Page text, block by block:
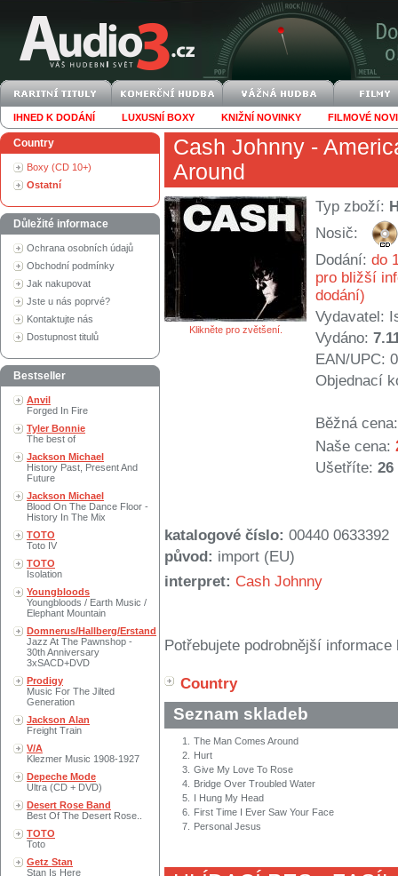
IHNED K DODÁNÍ LUXUSNÍ BOXY KNIŽNÍ NOVINKY FILMOVÉ
Country
Boxy (CD 10+)
Ostatní
Důležité informace
Ochrana osobních údajů
Obchodní podmínky
Jak nakupovat
Jste u nás poprvé?
Kontaktujte nás
Dostupnost titulů
Bestseller
Anvil
Forged In Fire
Tyler Bonnie
The best of
Jackson Michael
History Past, Present And
Future
Jackson Michael
Blood On The Dance Floor -
History In The Mix
TOTO
Toto IV
TOTO
Isolation
Youngbloods
Youngbloods / Earth Music /
Elephant Mountain
Domnerus/Hallberg/Erstand
Jazz At The Pawnshop -
30th Anniversary
3xSACD+DVD
Prodigy
Music For The Jilted
Generation
Jackson Alan
Freight Train
V/A
Klezmer Music 1908-1927
Depeche Mode
Ultra (CD + DVD)
Desert Rose Band
Best Of The Desert Rose..
TOTO
Toto
Getz Stan
Stan Is Here
Cash Johnny -
Around
Klikněte pro zvětšení.
Typ zboží:
Nosič:
Dodání: do
pro bližší
dodání)
Vydavatel:
Vydáno:
EAN/UPC:
Objednací
Běžná cena:
Naše cena:
Ušetříte: 26
katalogové číslo: 00440 0633392
původ: import (EU)
interpret: Cash Johnny
Potřebujete podrobnější
Country
Seznam skladeb
1.
The Man Comes Around
2.
Hurt
3. Give My Love To Rose
4.
Bridge Over Troubled Water
5.
I Hung My Head
6.
First Time I Ever Saw Your Face
7.
Personal Jesus